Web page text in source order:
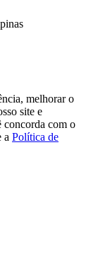
melhorar o
site e
concorda com o
a Política de